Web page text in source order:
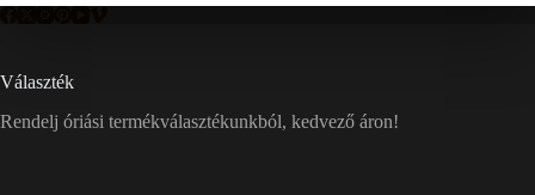
Választék
Rendelj óriási termékválasztékunkból, kedvező áron!